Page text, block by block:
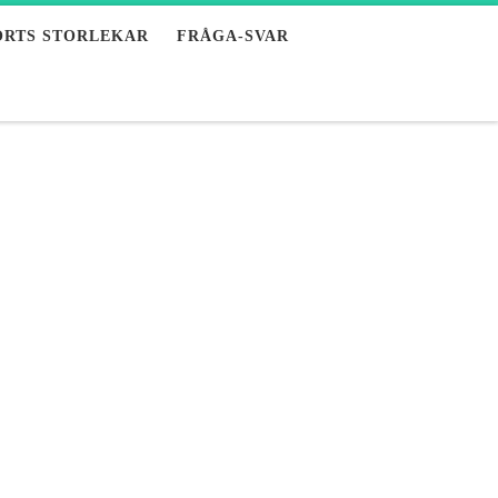
STORLEKAR FRÅGA-SVAR